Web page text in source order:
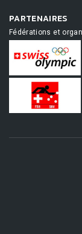
PARTENAIRES
Fédérations et